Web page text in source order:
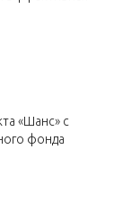
«Шанс» с
фонда